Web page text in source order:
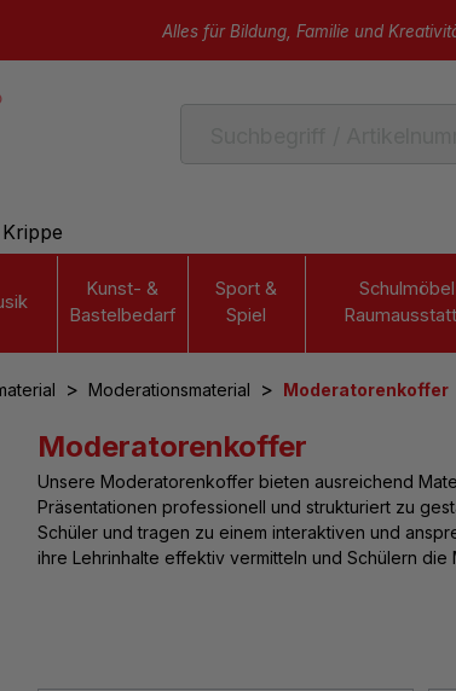
Alles für Bildung, Familie und
Kunst- &
Bastelbedarf
Sport &
Spiel
> Moderationsmaterial > Moderatorenkoffer
Moderatorenkoffer
Unsere Moderatorenkoffer bieten ausreichend
Präsentationen professionell und strukturiert zu
Schüler und tragen zu einem interaktiven und
ihre Lehrinhalte effektiv vermitteln und Schülern